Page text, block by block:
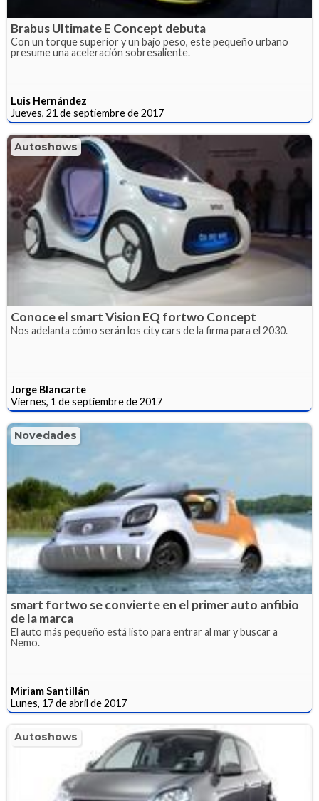
Brabus Ultimate E Concept debuta
Con un torque superior y un bajo peso, este pequeño urbano
presume una aceleración sobresaliente.
Luis Hernández
Jueves, 21 de septiembre de 2017
Autoshows
Conoce el smart Vision EQ fortwo Concept
Nos adelanta cómo serán los city cars de la firma para el 2030.
Jorge Blancarte
Viernes, 1 de septiembre de 2017
Novedades
smart fortwo se convierte en el primer auto anfibio
de la marca
El auto más pequeño está listo para entrar al mar y buscar a
Nemo.
Miriam Santillán
Lunes, 17 de abril de 2017
Autoshows